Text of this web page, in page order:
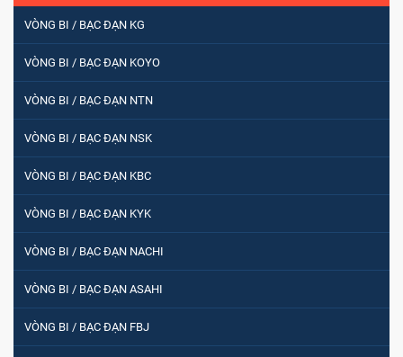
VÒNG BI / BẠC ĐẠN KG
VÒNG BI / BẠC ĐẠN KOYO
VÒNG BI / BẠC ĐẠN NTN
VÒNG BI / BẠC ĐẠN NSK
VÒNG BI / BẠC ĐẠN KBC
VÒNG BI / BẠC ĐẠN KYK
VÒNG BI / BẠC ĐẠN NACHI
VÒNG BI / BẠC ĐẠN ASAHI
VÒNG BI / BẠC ĐẠN FBJ